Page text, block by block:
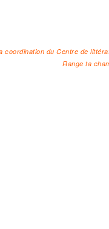
coordination du Centre de
Range ta